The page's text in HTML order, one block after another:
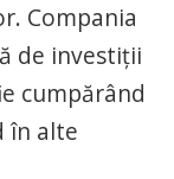
Compania
de investiții
cumpărând
în alte